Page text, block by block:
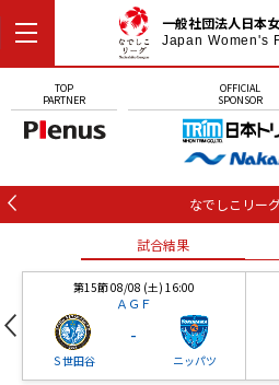
一般社団法人日本
Japan Women's
TOP
PARTNER
OFFICIAL
SPONSOR
なでしこリー
試合結果
第15節 08/08 (土) 16:00
ＡＧＦ
Ｓ世田谷
-
ニッパツ